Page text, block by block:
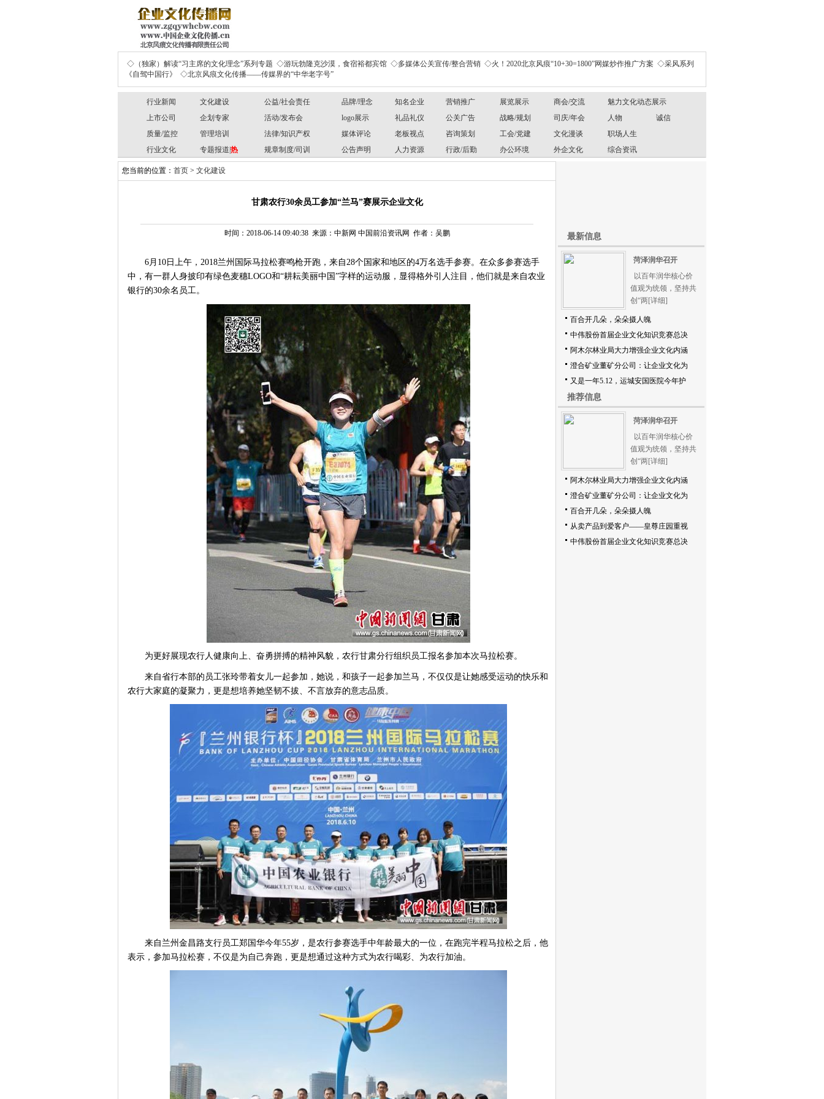
◇（独家）解读“习主席的文化理念”系列专题 ◇游玩勃隆克沙漠，食宿裕都宾馆 ◇多媒体公关宣传/整合营销 ◇火！2020北京风痕“10+30=1800”网媒炒作推广方案 ◇采风系列
《自驾中国行》
◇北京风痕文化传播——传媒界的“中华老字号”
行业新闻 文化建设 公益/社会责任 品牌/理念 知名企业 营销推广 展览展示 商会/交流
魅力文化动态展示
上市公司
企划专家 活动/发布会 logo展示 礼品礼仪 公关广告 战略/规划 司庆/年会 人物
诚信
质量/监控
管理培训 法律/知识产权 媒体评论 老板视点 咨询策划 工会/党建 文化漫谈
职场人生
行业文化
专题报道| 热 规章制度/司训 公告声明 人力资源 行政/后勤 办公环境 外企文化 综合资讯
您当前的位置： 首页 > 文化建设
甘肃农行30余员工参加“兰马”赛展示企业文化
时间：2018-06-14 09:40:38 来源：中新网 中国前沿资讯网 作者：吴鹏
6月10日上午，2018兰州国际马拉松赛鸣枪开跑，来自28个国家和地区的4万名选手参赛。在众多参赛选手
中，有一群人身披印有绿色麦穗LOGO和“耕耘美丽中国”字样的运动服，显得格外引人注目，他们就是来自农业
银行的30余名员工。
为更好展现农行人健康向上、奋勇拼搏的精神风貌，农行甘肃分行组织员工报名参加本次马拉松赛。
来自省行本部的员工张玲带着女儿一起参加，她说，和孩子一起参加兰马，不仅仅是让她感受运动的快乐和
农行大家庭的凝聚力，更是想培养她坚韧不拔、不言放弃的意志品质。
来自兰州金昌路支行员工郑国华今年55岁，是农行参赛选手中年龄最大的一位，在跑完半程马拉松之后，他
表示，参加马拉松赛，不仅是为自己奔跑，更是想通过这种方式为农行喝彩、为农行加油。
最新信息
菏泽润华召开
以百年润华核心价
值观为统领，坚持共
创“两[详细]
百合开几朵，朵朵摄人魄
中伟股份首届企业文化知识竞赛总决
阿木尔林业局大力增强企业文化内涵
澄合矿业董矿分公司：让企业文化为
又是一年5.12，运城安国医院今年护
推荐信息
菏泽润华召开
以百年润华核心价
值观为统领，坚持共
创“两[详细]
阿木尔林业局大力增强企业文化内涵
澄合矿业董矿分公司：让企业文化为
百合开几朵，朵朵摄人魄
从卖产品到爱客户——皇尊庄园重视
中伟股份首届企业文化知识竞赛总决